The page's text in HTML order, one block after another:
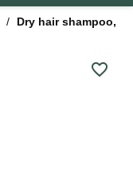
Dry hair shampoo,
favorite_border